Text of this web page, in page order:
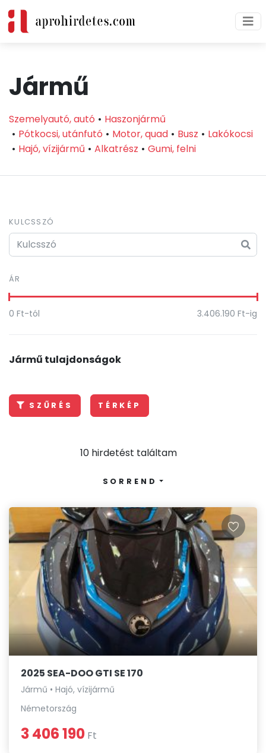
Jármű
Szemelyautó, autó
Haszonjármű
Pótkocsi, utánfutó
Motor, quad Busz
Lakókocsi
Hajó, vízijármű
Alkatrész Gumi, felni
KULCSSZÓ
ÁR
0 Ft-tól 3.406.190 Ft-ig
Jármű tulajdonságok
SZŰRÉS TÉRKÉP
10 hirdetést találtam
SORREND
2025 SEA-DOO GTI SE 170
Jármű • Hajó, vízijármű
Németország
3 406 190 Ft